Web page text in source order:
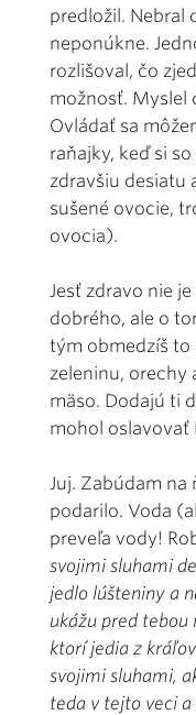
predložil. Nebral
neponúkne.
rozlišoval, čo
možnosť. Myslel
Ovládať sa
raňajky, keď si
zdravšiu desiatu
sušené ovocie,
ovocia).
Jesť zdravo nie
dobrého, ale o
tým obmedzíš to
zeleninu, orechy
mäso. Dodajú ti
mohol oslavovať
Juj. Zabúdam na
podarilo. Voda
preveľa vody!
svojimi sluhami
jedlo lúšteniny a
ukážu pred tebou
ktorí jedia z
svojimi sluhami,
teda v tejto veci a